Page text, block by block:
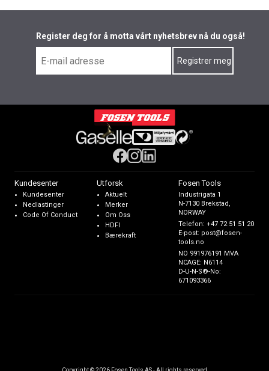
Register deg for å motta vårt nyhetsbrev nå du også!
Kundesenter
Kundesenter
Nedlastinger
Code Of Conduct
Utforsk
Aktuelt
Merker
Om Oss
HDFI
Bærekraft
Fosen Tools
Industrigata 1
N-7130 Brekstad,
NORWAY
Telefon:+47 72 51 51 20
E-post: post@fosen-
tools.no
NO 991976191 MVA
NCAGE: N6114
D-U-N-S®-No:
671093366